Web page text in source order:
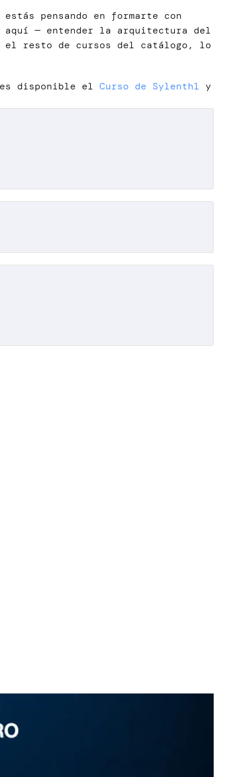
pensando en formarte con
aquí — entender la arquitectura del
el resto de cursos del catálogo, lo
disponible el Curso de Sylenth1 y